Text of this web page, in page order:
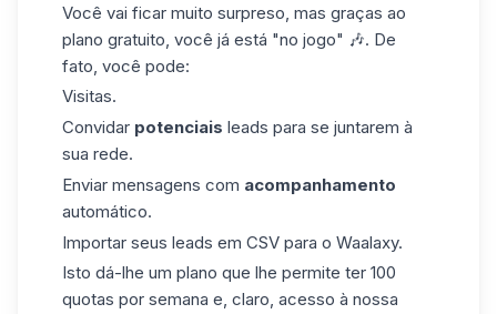
Você vai ficar muito surpreso, mas graças ao
plano gratuito, você já está "no jogo" 🎶. De
fato, você pode:
Visitas.
Convidar potenciais leads para se juntarem à
sua rede.
Enviar mensagens com acompanhamento
automático.
Importar seus leads em CSV para o Waalaxy.
Isto dá-lhe um plano que lhe permite ter 100
quotas por semana e, claro, acesso à nossa